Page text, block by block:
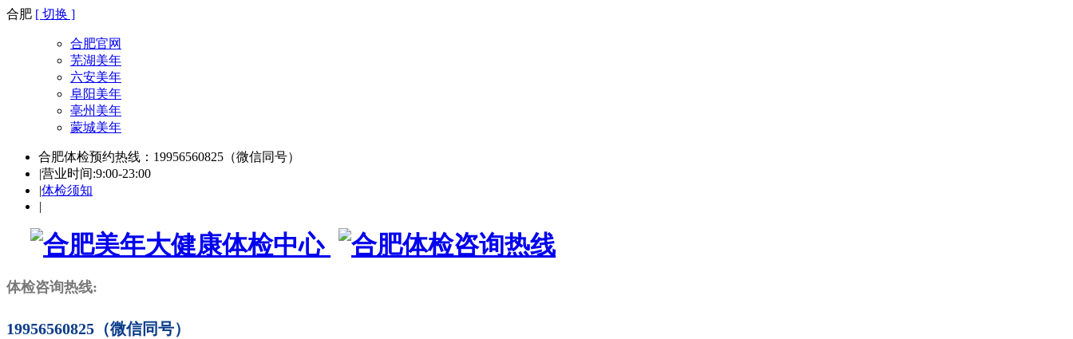
合肥 [ 切换 ]
合肥官网
芜湖美年
六安美年
阜阳美年
亳州美年
蒙城美年
合肥体检预约热线：19956560825（微信同号）
|营业时间:9:00-23:00
|体检须知
|
体检咨询热线:
19956560825（微信同号）